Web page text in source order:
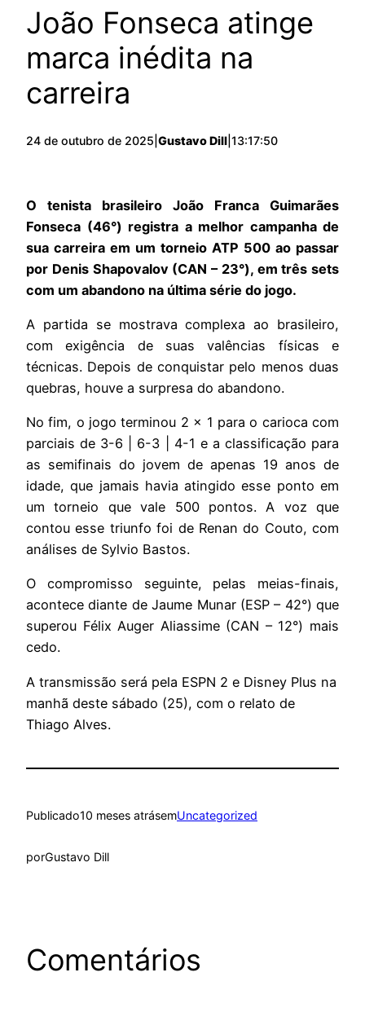
João Fonseca atinge
marca inédita na
carreira
24 de outubro de 2025 Gustavo Dill 13:17:50
O tenista brasileiro João Franca Guimarães
Fonseca (46°) registra a melhor campanha de
sua carreira em um torneio ATP 500 ao passar
por Denis Shapovalov (CAN – 23°), em três sets
com um abandono na última série do jogo.
A partida se mostrava complexa ao brasileiro,
com exigência de suas valências físicas e
técnicas. Depois de conquistar pelo menos duas
quebras, houve a surpresa do abandono.
No fim, o jogo terminou 2 x 1 para o carioca com
parciais de 3-6 | 6-3 | 4-1 e a classificação para
as semifinais do jovem de apenas 19 anos de
idade, que jamais havia atingido esse ponto em
um torneio que vale 500 pontos. A voz que
contou esse triunfo foi de Renan do Couto, com
análises de Sylvio Bastos.
O compromisso seguinte, pelas meias-finais,
acontece diante de Jaume Munar (ESP – 42°) que
superou Félix Auger Aliassime (CAN – 12°) mais
cedo.
A transmissão será pela ESPN 2 e Disney Plus na
manhã deste sábado (25), com o relato de
Thiago Alves.
Publicado10 meses atrásemUncategorized
porGustavo Dill
Comentários